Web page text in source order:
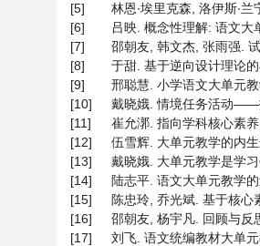
[5]
林恩∙埃里克森, 洛伊斯∙
[6]
吕映. 概念性理解: 语文
[7]
邵朝友, 韩文杰, 张雨强.
[8]
于甜. 基于逆向设计理论
[9]
邢聪慧. 小学语文大单元
[10]
戴晓娥. 情境任务活动——
[11]
崔允漷. 指向学科核心素
[12]
伍雪辉. 大单元教学的内
[13]
戴晓娥. 大单元教学是学
[14]
陆志平. 语文大单元教学
[15]
陈忠玲, 乔光斌. 基于核
[16]
邵朝友, 杨宇凡. 回顾与反
[17]
刘飞. 语文统编教材大单